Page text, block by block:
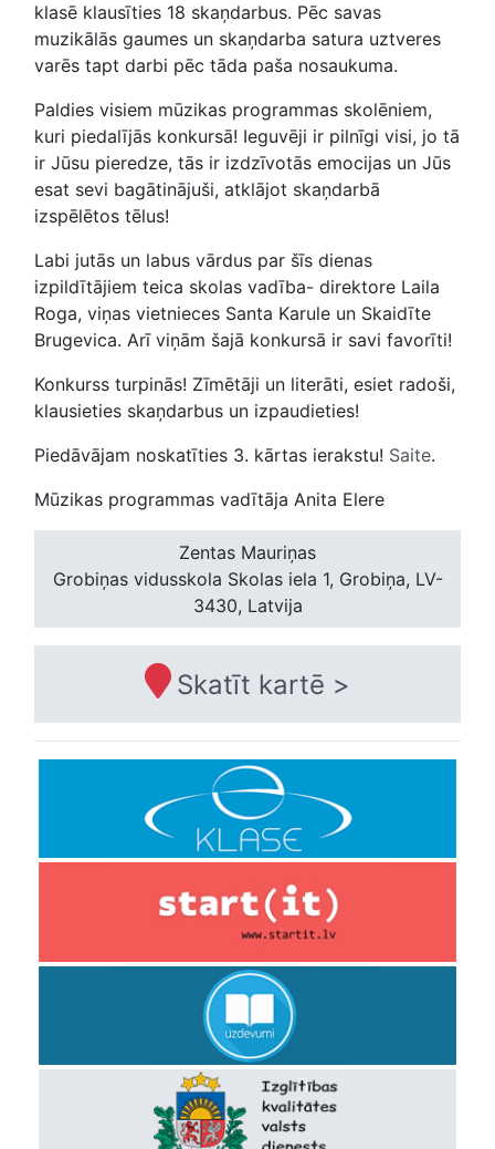
klasē klausīties 18 skaņdarbus. Pēc savas
muzikālās gaumes un skaņdarba satura uztveres
varēs tapt darbi pēc tāda paša nosaukuma.
Paldies visiem mūzikas programmas skolēniem,
kuri piedalījās konkursā! Ieguvēji ir pilnīgi visi, jo tā
ir Jūsu pieredze, tās ir izdzīvotās emocijas un Jūs
esat sevi bagātinājuši, atklājot skaņdarbā
izspēlētos tēlus!
Labi jutās un labus vārdus par šīs dienas
izpildītājiem teica skolas vadība- direktore Laila
Roga, viņas vietnieces Santa Karule un Skaidīte
Brugevica. Arī viņām šajā konkursā ir savi favorīti!
Konkurss turpinās! Zīmētāji un literāti, esiet radoši,
klausieties skaņdarbus un izpaudieties!
Piedāvājam noskatīties 3. kārtas ierakstu! Saite.
Mūzikas programmas vadītāja Anita Elere
Zentas Mauriņas
Grobiņas vidusskola Skolas iela 1, Grobiņa, LV-
3430, Latvija
Skatīt kartē >